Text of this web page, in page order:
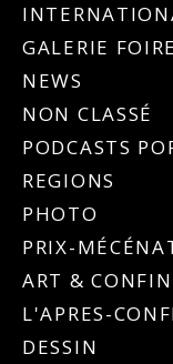
GALERIE
NEWS
NON CLASSÉ
PODCASTS
REGIONS
PHOTO
PRIX-
ART &
L'APRES-
DESSIN